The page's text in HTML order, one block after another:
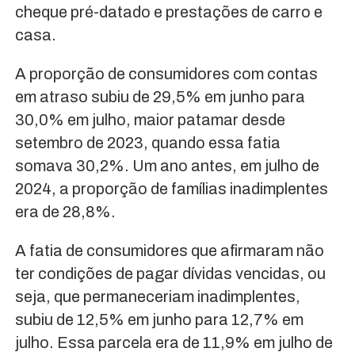
cheque pré-datado e prestações de carro e
casa.
A proporção de consumidores com contas
em atraso subiu de 29,5% em junho para
30,0% em julho, maior patamar desde
setembro de 2023, quando essa fatia
somava 30,2%. Um ano antes, em julho de
2024, a proporção de famílias inadimplentes
era de 28,8%.
A fatia de consumidores que afirmaram não
ter condições de pagar dívidas vencidas, ou
seja, que permaneceriam inadimplentes,
subiu de 12,5% em junho para 12,7% em
julho. Essa parcela era de 11,9% em julho de